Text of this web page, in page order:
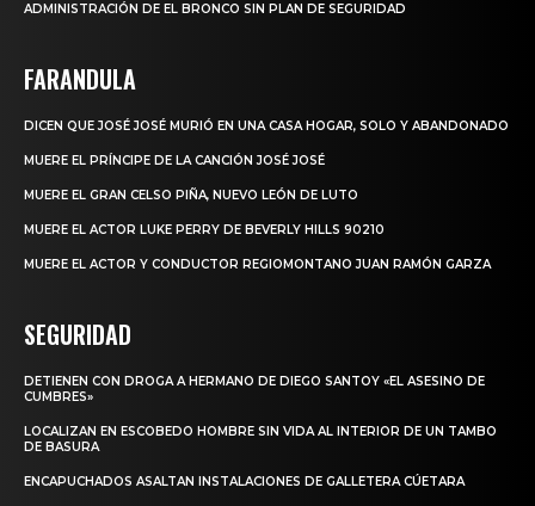
ADMINISTRACIÓN DE EL BRONCO SIN PLAN DE SEGURIDAD
FARANDULA
DICEN QUE JOSÉ JOSÉ MURIÓ EN UNA CASA HOGAR, SOLO Y ABANDONADO
MUERE EL PRÍNCIPE DE LA CANCIÓN JOSÉ JOSÉ
MUERE EL GRAN CELSO PIÑA, NUEVO LEÓN DE LUTO
MUERE EL ACTOR LUKE PERRY DE BEVERLY HILLS 90210
MUERE EL ACTOR Y CONDUCTOR REGIOMONTANO JUAN RAMÓN GARZA
SEGURIDAD
DETIENEN CON DROGA A HERMANO DE DIEGO SANTOY «EL ASESINO DE
CUMBRES»
LOCALIZAN EN ESCOBEDO HOMBRE SIN VIDA AL INTERIOR DE UN TAMBO
DE BASURA
ENCAPUCHADOS ASALTAN INSTALACIONES DE GALLETERA CÚETARA